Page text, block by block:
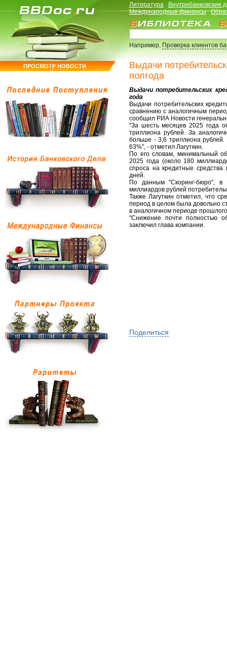
ПРОСМОТР НОВОСТИ
Литература
Внутрибанковские
Международные финансы
Например,Проверка клиентов
Выдачи
полгода
Выдачи потребительских
года
Выдачи потребительских
сравнению с аналогичным
сообщил РИА Новости
"За шесть месяцев 2025 года
триллиона рублей. За
больше - 3,6 триллиона
63%", - отметил Лагуткин.
По его словам, минимальный
2025 года (около 180
спроса на кредитные
дней.
По данным "Скоринг-бюро", в
миллиардов рублей
Также Лагуткин отметил, что
период в целом была довольно
в аналогичном периоде
"Снижение почти полностью
заключил глава компании.
Поделиться